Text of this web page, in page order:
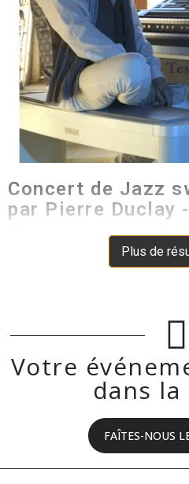
Concert de Jazz
par Pierre Duclay
ARGENCES-EN-AUBRAC
Plus de
Votre
dans la
FAÎTES-NOUS